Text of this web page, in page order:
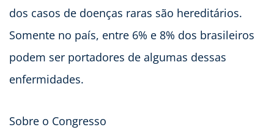
dos casos de doenças raras são hereditários.
Somente no país, entre 6% e 8% dos brasileiros
podem ser portadores de algumas dessas
enfermidades.
Sobre o Congresso